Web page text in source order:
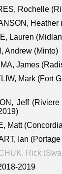
Rochelle
Heather
Lauren
Andrew (Minto)
James
Mark (Fort
Jeff
Matt
Ian
Rick
2019